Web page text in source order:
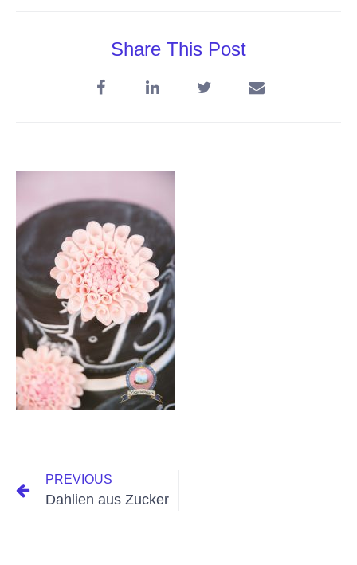
Share This Post
PREVIOUS
Dahlien aus Zucker